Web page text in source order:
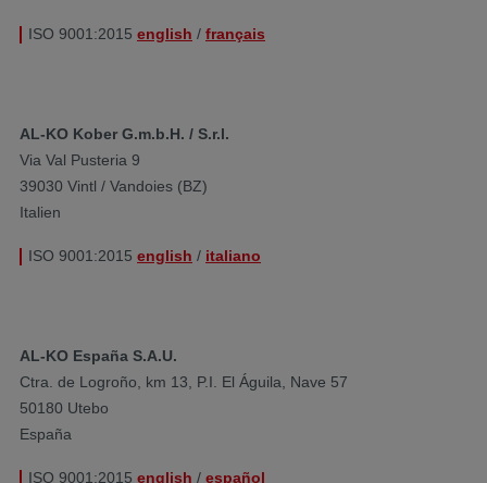
ISO 9001:2015 english / français
AL-KO Kober G.m.b.H. / S.r.l.
Via Val Pusteria 9
39030 Vintl / Vandoies (BZ)
Italien​
ISO 9001:2015 english / italiano
AL-KO España S.A.U.
Ctra. de Logroño, km 13, P.I. El Águila, Nave 57
50180 Utebo
España
ISO 9001:2015 english / español